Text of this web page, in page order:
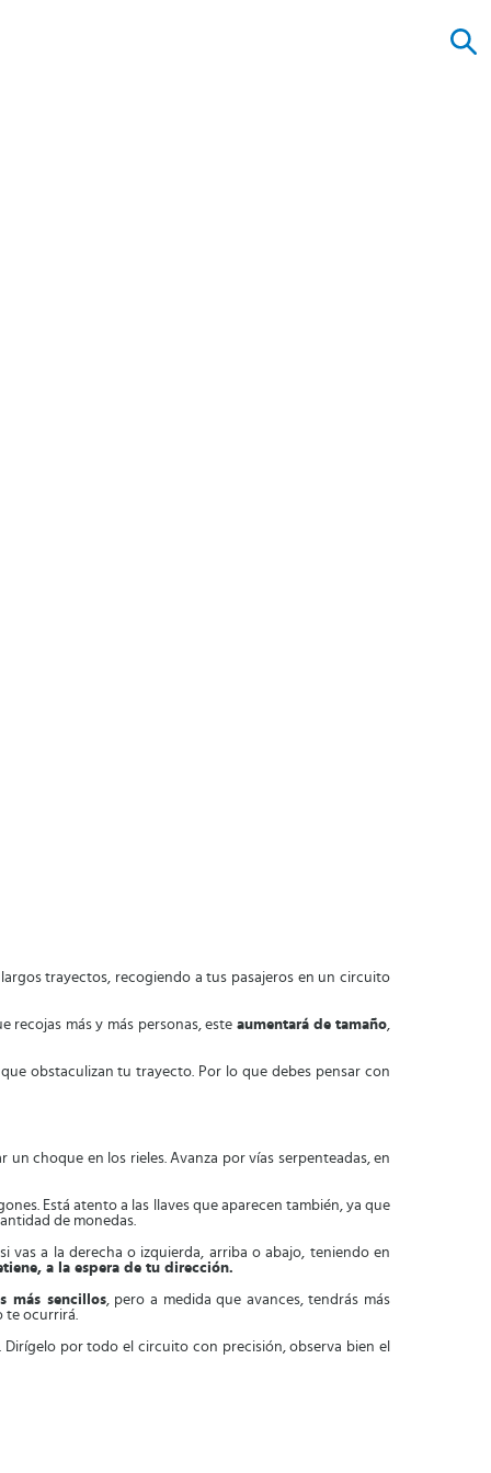
trayectos, recogiendo a tus pasajeros en un circuito
recojas más y más personas, este aumentará de tamaño,
obstaculizan tu trayecto. Por lo que debes pensar con
un choque en los rieles. Avanza por vías serpenteadas, en
Está atento a las llaves que aparecen también, ya que
de monedas.
vas a la derecha o izquierda, arriba o abajo, teniendo en
a la espera de tu dirección.
más sencillos, pero a medida que avances, tendrás más
te ocurrirá.
por todo el circuito con precisión, observa bien el